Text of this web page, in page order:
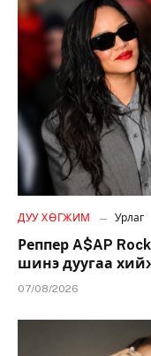
ДУУ ХӨГЖИМ Урлаг
Реппер A$AP
шинэ дуугаа
07/08/2026